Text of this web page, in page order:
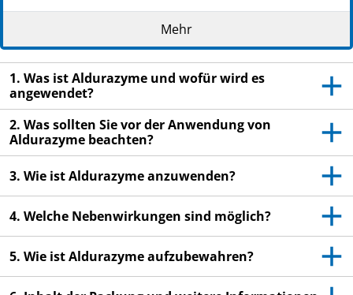
Wenn Sie weitere Fragen haben, wenden Sie sich
bitte an Ihren Arzt oder Apotheker.
Dieses Arzneimittel wurde Ihnen persönlich
verschrieben. Geben Sie es nicht an Dritte weiter.
Es kann anderen Menschen schaden, auch wenn
diese die gleichen Beschwerden haben wie Sie.
Wenn Sie Nebenwirkungen bemerken, wenden Sie
für Nebenwirkungen, die nicht in dieser
Packungsbeilage angegeben sind. Siehe Abschnitt
4.
Mehr
1. Was ist Aldurazyme und wofür wird es
angewendet?
2. Was sollten Sie vor der Anwendung von
Aldurazyme beachten?
3. Wie ist Aldurazyme anzuwenden?
4. Welche Nebenwirkungen sind möglich?
5. Wie ist Aldurazyme aufzubewahren?